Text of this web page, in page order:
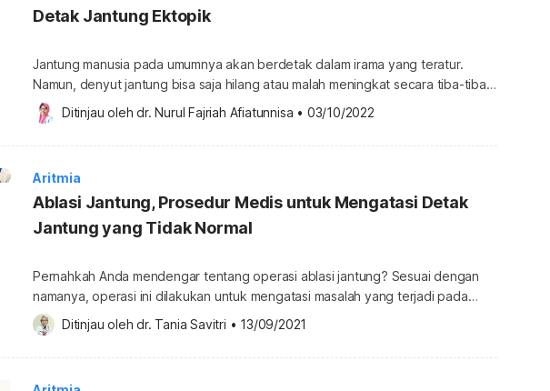
Detak Jantung Ektopik
Jantung manusia pada umumnya akan berdetak dalam irama yang teratur.
Namun, denyut jantung bisa saja hilang atau malah meningkat secara tiba-tiba.
Kelainan pada detak jantung ini dikenal dengan istilah detak jantung ektopik.
Apa itu detak jantung ektopik? Detak jantung ektopik adalah salah satu jenis
gangguan irama jantung (aritmia) yang ditandai dengan hilangnya atau justru
Ditinjau oleh dr. Nurul Fajriah Afiatunnisa • 03/10/2022
Aritmia
Ablasi Jantung, Prosedur Medis untuk Mengatasi Detak
Jantung yang Tidak Normal
Pernahkah Anda mendengar tentang operasi ablasi jantung? Sesuai dengan
namanya, operasi ini dilakukan untuk mengatasi masalah yang terjadi pada
organ jantung. Namun, pada kondisi seperti apakah operasi ini harus
dilakukan? Lalu bagaimana prosedur pelaksanaannya? Simak penjelasan
lengkap mengenai operasi ablasi jantung pada artikel di bawah ini. Apa yang
Ditinjau oleh dr. Tania Savitri • 13/09/2021